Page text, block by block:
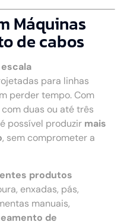
Máquinas
de cabos
para linhas
perder tempo. Com
duas ou até três
possível produzir mais
, sem comprometer a
produtos
enxadas, pás,
manuais,
de